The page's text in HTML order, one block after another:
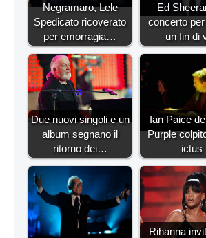
Negramaro, Lele
Spedicato ricoverato
per emorragia…
Ed
concerto
un fin di
Due nuovi singoli e un
album segnano il
ritorno dei…
Ian Paice
Purple
ictus
Rihanna